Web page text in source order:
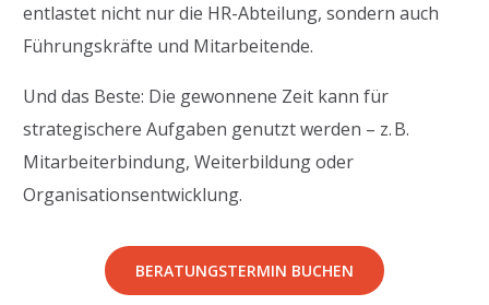
entlastet nicht nur die HR-Abteilung, sondern auch
Führungskräfte und Mitarbeitende.
Und das Beste: Die gewonnene Zeit kann für
strategischere Aufgaben genutzt werden – z. B.
Mitarbeiterbindung, Weiterbildung oder
Organisationsentwicklung.
BERATUNGSTERMIN BUCHEN